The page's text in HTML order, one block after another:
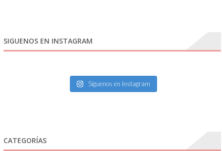
SIGUENOS EN INSTAGRAM
Síguenos en Instagram
CATEGORÍAS